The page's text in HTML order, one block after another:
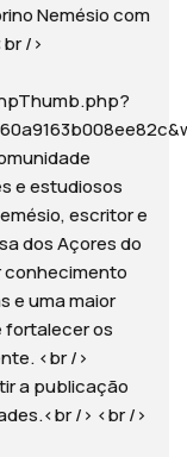
Nemésio com
/>
e estudiosos
escritor e
dos Açores do
conhecimento
e uma maior
fortalecer os
<br />
a publicação
/> <br />